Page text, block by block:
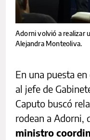
Adorni volvió a realizar
Alejandra Monteoliva.
En una puesta
al jefe de
Caputo buscó
rodean a Adorni,
ministro